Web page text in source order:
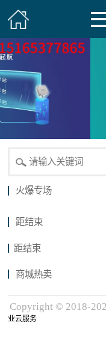
火爆专场
距结束
距结束
商城热卖
Copyright © 2018-
业云服务